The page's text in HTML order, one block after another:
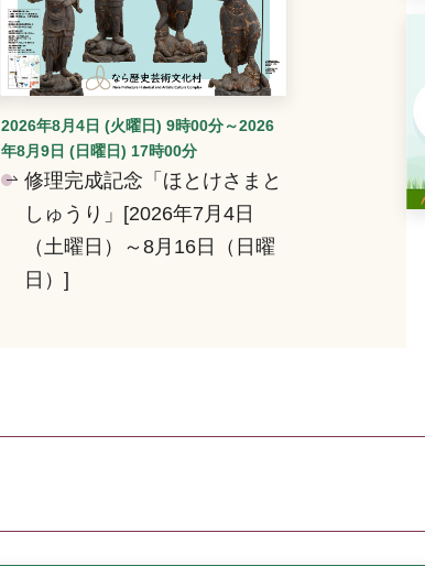
2026年8月4日 (火曜日) 9時00分～2026
年8月9日 (日曜日) 17時00分
修理完成記念「ほとけさまと
しゅうり」[2026年7月4日
（土曜日）～8月16日（日曜
日）]